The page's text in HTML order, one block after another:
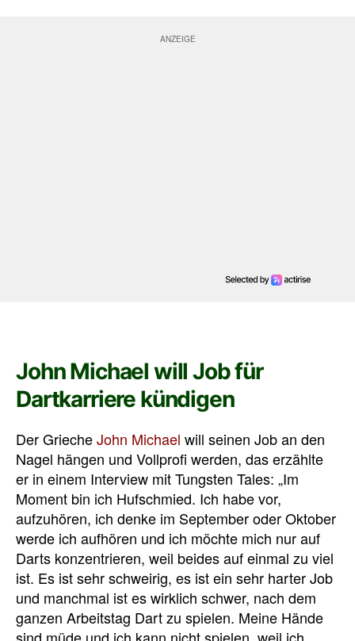
John Michael will Job für
Dartkarriere kündigen
Der GriecheJohn Michael will seinen Job an den
Nagel hängen und Vollprofi werden, das erzählte
er in einem Interview mit Tungsten Tales: „Im
Moment bin ich Hufschmied. Ich habe vor,
aufzuhören, ich denke im September oder Oktober
werde ich aufhören und ich möchte mich nur auf
Darts konzentrieren, weil beides auf einmal zu viel
ist. Es ist sehr schweirig, es ist ein sehr harter Job
und manchmal ist es wirklich schwer, nach dem
ganzen Arbeitstag Dart zu spielen. Meine Hände